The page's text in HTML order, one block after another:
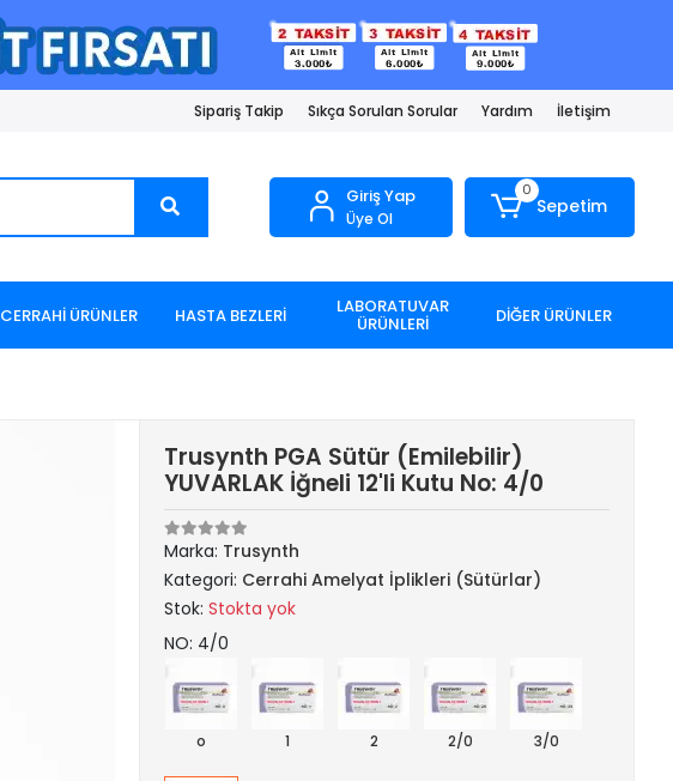
Sipariş Takip Sıkça Sorulan Sorular Yardım İletişim
Giriş Yap
Üye Ol
0
Sepetim
CERRAHİ ÜRÜNLER HASTA BEZLERİ LABORATUVAR
ÜRÜNLERİ DİĞER ÜRÜNLER
Trusynth PGA Sütür (Emilebilir)
YUVARLAK İğneli 12'li Kutu No: 4/0
Marka: Trusynth
Kategori: Cerrahi Amelyat İplikleri (Sütürlar)
Stok:Stokta yok
NO: 4/0
o 1 2 2/0 3/0